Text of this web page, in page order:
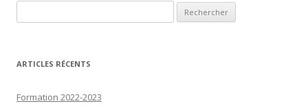
ARTICLES RÉCENTS
Formation 2022-2023